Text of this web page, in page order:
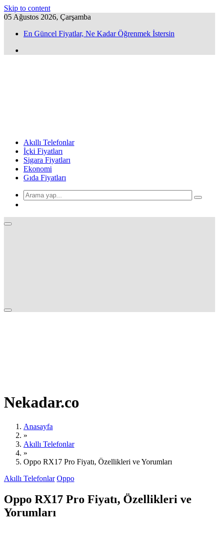
Skip to content
05 Ağustos 2026, Çarşamba
En Güncel Fiyatlar, Ne Kadar Öğrenmek İstersin
Akıllı Telefonlar
İçki Fiyatları
Sigara Fiyatları
Ekonomi
Gıda Fiyatları
Nekadar.co
Anasayfa
»
Akıllı Telefonlar
»
Oppo RX17 Pro Fiyatı, Özellikleri ve Yorumları
Akıllı Telefonlar Oppo
Oppo RX17 Pro Fiyatı, Özellikleri ve
Yorumları